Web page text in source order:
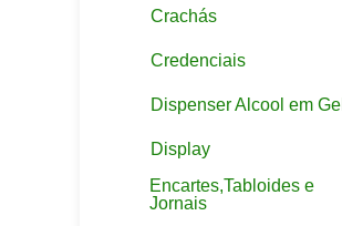
Crachás
Credenciais
Dispenser Alcool em Gel
Display
Encartes,Tabloides e
Jornais